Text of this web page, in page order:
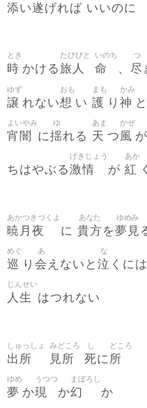
添い遂げれば いいのに
時
とき
かける旅人
たびびと
命
いのち
、 尽
つ
譲
ゆず
れない想
おも
い 護
まも
り 神
かみ
宵闇
よいやみ
に揺
ゆ
れる 天
あま
つ風
かぜ
が
ちはやぶる激情
げきじょう
が 紅
あか
く
暁月夜
あかつきづくよ
に 貴方
あなた
を夢見
ゆめみ
巡
めぐ
り 会
あ
えないと 泣
な
くには
人生
じんせい
はつれない
出所
しゅっしょ
見所
みどころ
死
し
に所
どころ
夢
ゆめ
か現
うつつ
か幻
まぼろし
か